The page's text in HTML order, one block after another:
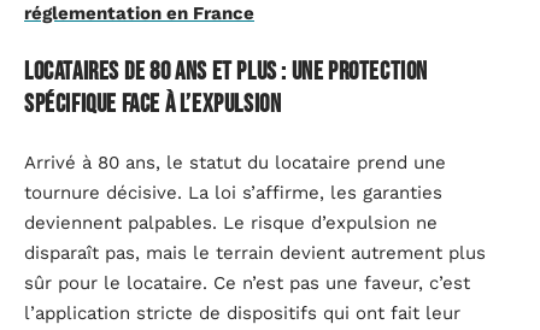
réglementation en France
Locataires de 80 ans et plus : une protection
spécifique face à l’expulsion
Arrivé à 80 ans, le statut du locataire prend une
tournure décisive. La loi s’affirme, les garanties
deviennent palpables. Le risque d’expulsion ne
disparaît pas, mais le terrain devient autrement plus
sûr pour le locataire. Ce n’est pas une faveur, c’est
l’application stricte de dispositifs qui ont fait leur